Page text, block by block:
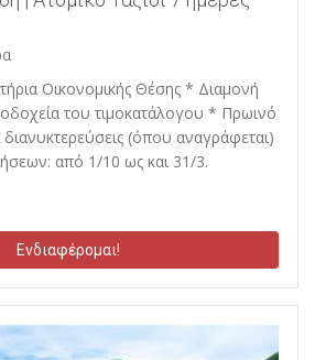
Οικονομικής Θέσης * Διαμονή
του τιμοκατάλογου * Πρωινό
(όπου αναγράφεται)
από 1/10 ως και 31/3.
Ενδιαφέρομαι!